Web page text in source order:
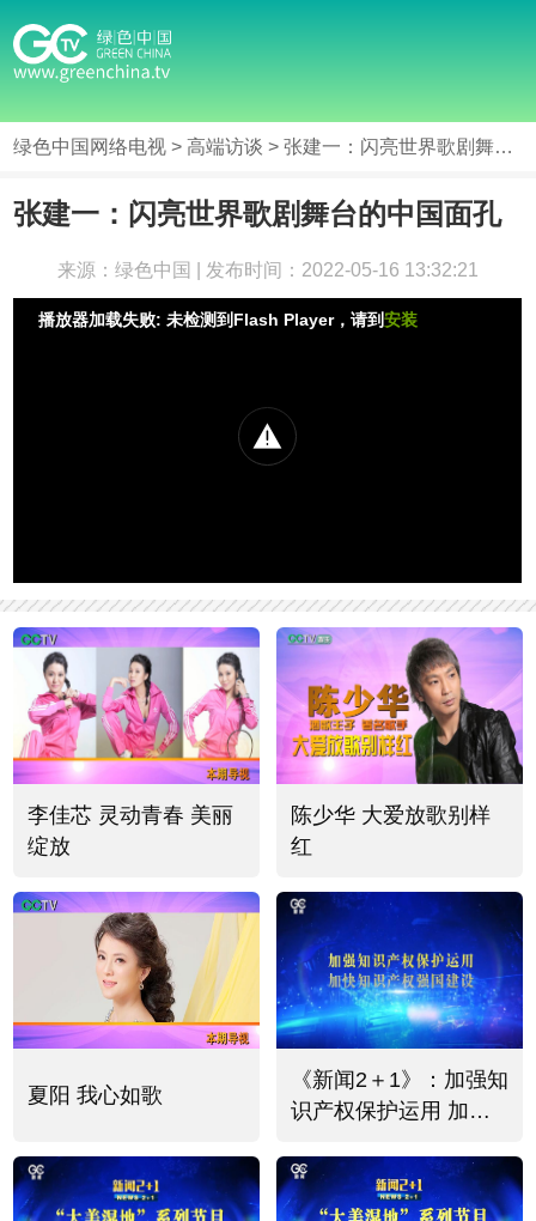
绿色中国网络电视 >高端访谈 > 张建一：闪亮世界歌剧舞台的中国面孔
张建一：闪亮世界歌剧舞台的中国面孔
来源：绿色中国 | 发布时间：2022-05-16 13:32:21
播放器加载失败: 未检测到Flash Player，请到安装
李佳芯 灵动青春 美丽
绽放
陈少华 大爱放歌别样
红
夏阳 我心如歌
《新闻2＋1》：加强知
识产权保护运用 加快